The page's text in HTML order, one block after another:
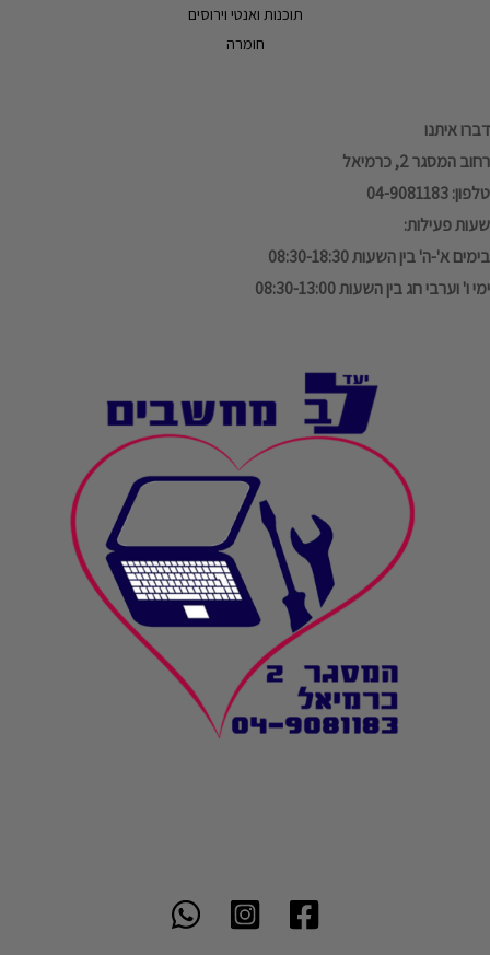
תוכנות ואנטי וירוסים
חומרה
דברו איתנו
רחוב המסגר 2, כרמיאל
טלפון: 04-9081183
שעות פעילות:
בימים א'-ה' בין השעות 08:30-18:30
ימי ו' וערבי חג בין השעות 08:30-13:00